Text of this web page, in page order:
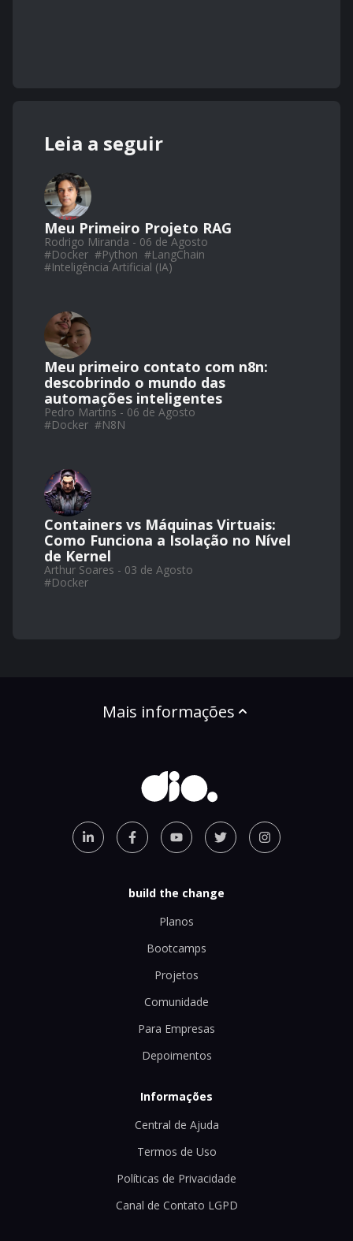
Leia a seguir
Meu Primeiro Projeto RAG
Rodrigo Miranda - 06 de Agosto
#Docker #Python #LangChain
#Inteligência Artificial (IA)
Meu primeiro contato com n8n:
descobrindo o mundo das
automações inteligentes
Pedro Martins - 06 de Agosto
#Docker #N8N
Containers vs Máquinas Virtuais:
Como Funciona a Isolação no Nível
de Kernel
Arthur Soares - 03 de Agosto
#Docker
Mais informações
build the change
Planos
Bootcamps
Projetos
Comunidade
Para Empresas
Depoimentos
Informações
Central de Ajuda
Termos de Uso
Políticas de Privacidade
Canal de Contato LGPD